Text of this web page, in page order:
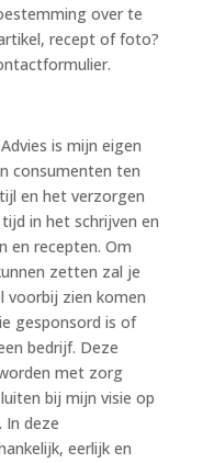
over te
recept of foto?
is mijn eigen
consumenten ten
en het verzorgen
in het schrijven en
en recepten. Om
zetten zal je
voorbij zien komen
gesponsord is of
bedrijf. Deze
met zorg
bij mijn visie op
In deze
eerlijk en